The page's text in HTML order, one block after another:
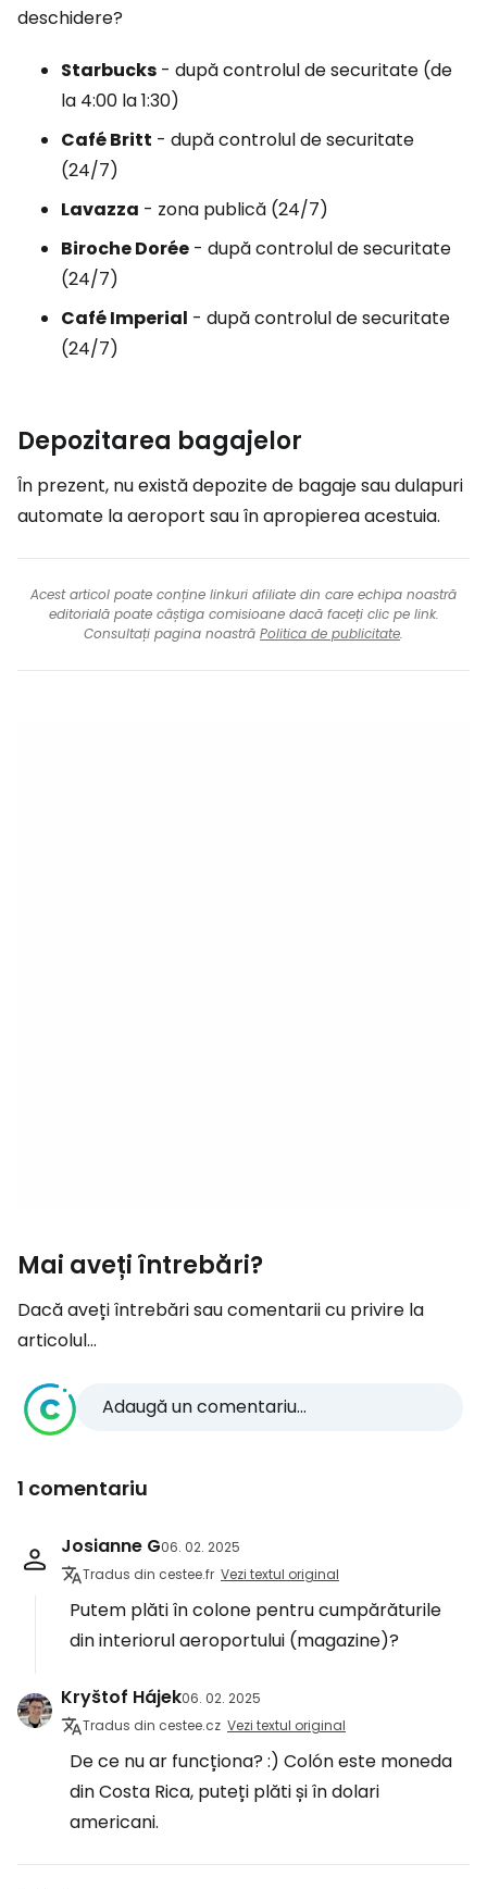
deschidere?
Starbucks - după controlul de securitate (de
la 4:00 la 1:30)
Café Britt - după controlul de securitate
(24/7)
Lavazza - zona publică (24/7)
Biroche Dorée - după controlul de securitate
(24/7)
Café Imperial - după controlul de securitate
(24/7)
Depozitarea bagajelor
În prezent, nu există depozite de bagaje sau dulapuri
automate la aeroport sau în apropierea acestuia.
Acest articol poate conține linkuri afiliate din care echipa noastră
editorială poate câștiga comisioane dacă faceți clic pe link.
Consultați pagina noastră Politica de publicitate.
Mai aveți întrebări?
Dacă aveți întrebări sau comentarii cu privire la
articolul...
Adaugă un comentariu...
1 comentariu
Josianne G06. 02. 2025
Tradus din cestee.fr Vezi textul original
Putem plăti în colone pentru cumpărăturile
din interiorul aeroportului (magazine)?
Kryštof Hájek06. 02. 2025
Tradus din cestee.cz Vezi textul original
De ce nu ar funcționa? :) Colón este moneda
din Costa Rica, puteți plăti și în dolari
americani.